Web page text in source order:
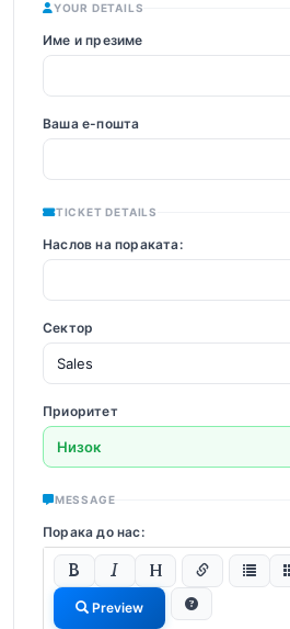
YOUR DETAILS
Име и презиме
Ваша е-пошта
TICKET DETAILS
Наслов на пораката:
Сектор
Приоритет
MESSAGE
Порака до нас:
Preview